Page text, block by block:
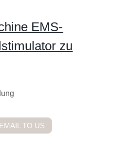
EMS-
zu
TO US